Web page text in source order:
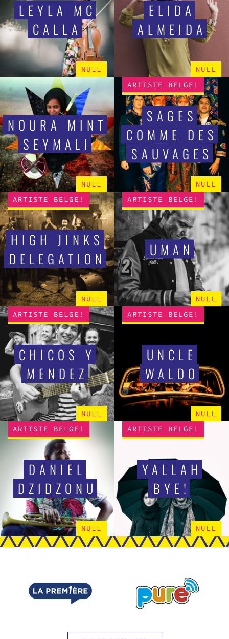
NULL
LEYLA MC
CALLA
NULL
ELIDA
ALMEIDA
NULL
NOURA MINT
SEYMALI
ARTISTE BELGE!
NULL
SAGES
COMME DES
SAUVAGES
ARTISTE BELGE!
NULL
HIGH JINKS
DELEGATION
ARTISTE BELGE!
NULL
UMAN
ARTISTE BELGE!
NULL
CHICOS Y
MENDEZ
ARTISTE BELGE!
NULL
UNCLE
WALDO
ARTISTE BELGE!
NULL
DANIEL
DZIDZONU
ARTISTE BELGE!
NULL
YALLAH
BYE!